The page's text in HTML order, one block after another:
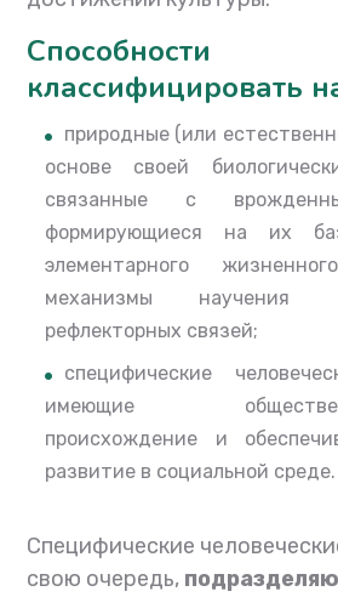
классифицировать
природные (или
основе своей
связанные с
формирующиеся на их
элементарного
механизмы научения
рефлекторных связей;
специфические
имеющие
происхождение и
развитие в социальной среде.
Специфические
свою очередь,